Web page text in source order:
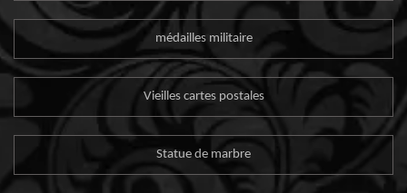
médailles militaire
Vieilles cartes postales
Statue de marbre